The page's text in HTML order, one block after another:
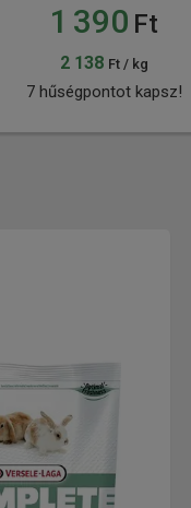
1 390 Ft
2 138 Ft / kg
7 hűségpontot kapsz!